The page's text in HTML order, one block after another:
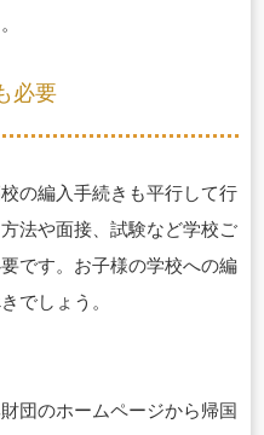
必要
の編入手続きも平行して行
法や面接、試験など学校ご
です。お子様の学校への編
でしょう。
団のホームページから帰国